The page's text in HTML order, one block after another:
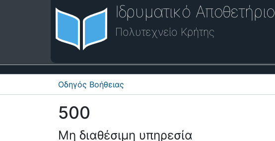
Ιδρυματικό Αποθετήριο
Πολυτεχνείο Κρήτης
Οδηγός Βοήθειας
500
Μη διαθέσιμη υπηρεσία